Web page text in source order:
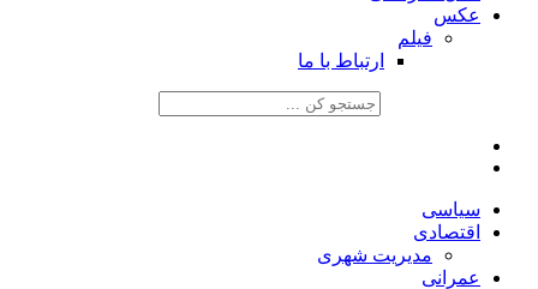
عکس
فیلم
ارتباط با ما
سیاسی
اقتصادی
مدیریت شهری
عمرانی